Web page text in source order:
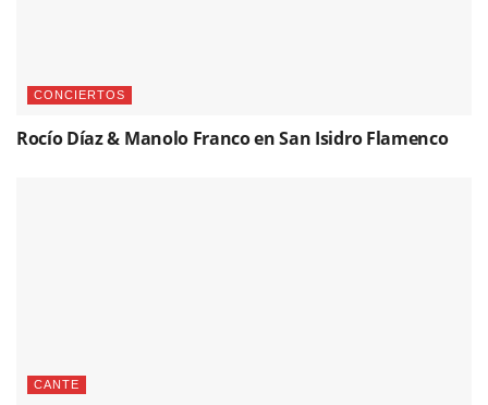
CONCIERTOS
Rocío Díaz & Manolo Franco en San Isidro Flamenco
CANTE